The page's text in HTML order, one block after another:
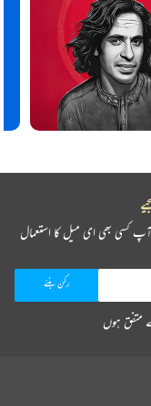
کسی بھی ای میل کا استعمال
متفق ہوں